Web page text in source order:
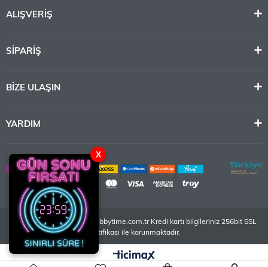
ALIŞVERİŞ
SİPARİŞ
BİZE ULAŞIN
YARDIM
Copyright 2023 © www.hobbytime.com.tr Kredi kartı bilgileriniz 256bit SSL
sertifikası ile korunmaktadır.
X